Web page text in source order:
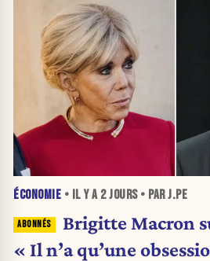
ÉCONOMIE • IL Y A 2 JOURS• PAR J.PE
Brigitte Macron
« Il n’a qu’une